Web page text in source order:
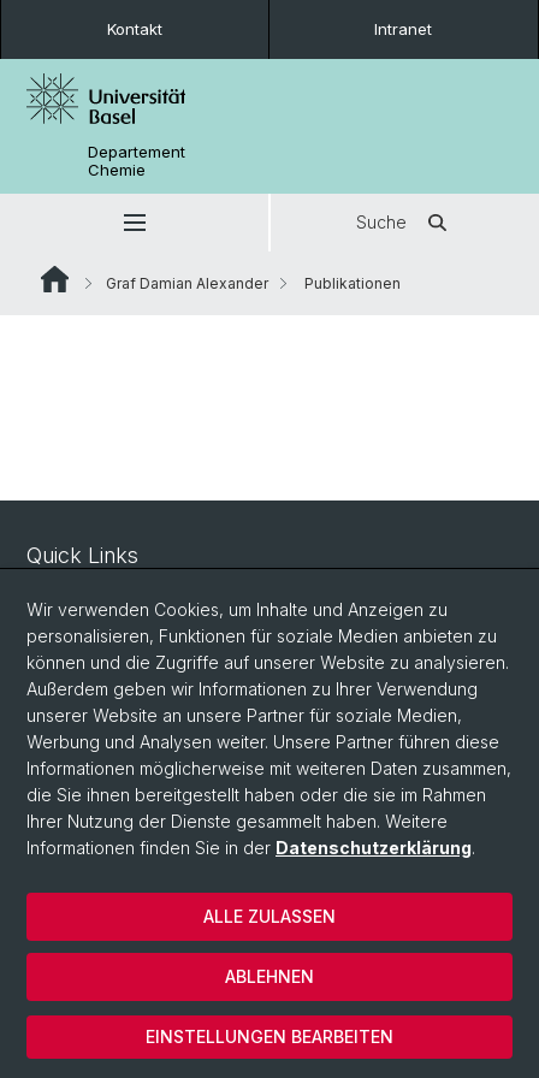
Kontakt Intranet
Departement
Chemie
Suche
Graf Damian Alexander Publikationen
Quick Links
Vorlesungsverzeichnis
Raumtool Universität Basel
Social Media
Instagram
Wir verwenden Cookies, um Inhalte und Anzeigen zu
personalisieren, Funktionen für soziale Medien anbieten zu
können und die Zugriffe auf unserer Website zu analysieren.
Außerdem geben wir Informationen zu Ihrer Verwendung
unserer Website an unsere Partner für soziale Medien,
Werbung und Analysen weiter. Unsere Partner führen diese
Informationen möglicherweise mit weiteren Daten zusammen,
die Sie ihnen bereitgestellt haben oder die sie im Rahmen
Ihrer Nutzung der Dienste gesammelt haben. Weitere
Informationen finden Sie in der Datenschutzerklärung.
EINSTELLUNGEN BEARBEITEN
ABLEHNEN
ALLE ZULASSEN